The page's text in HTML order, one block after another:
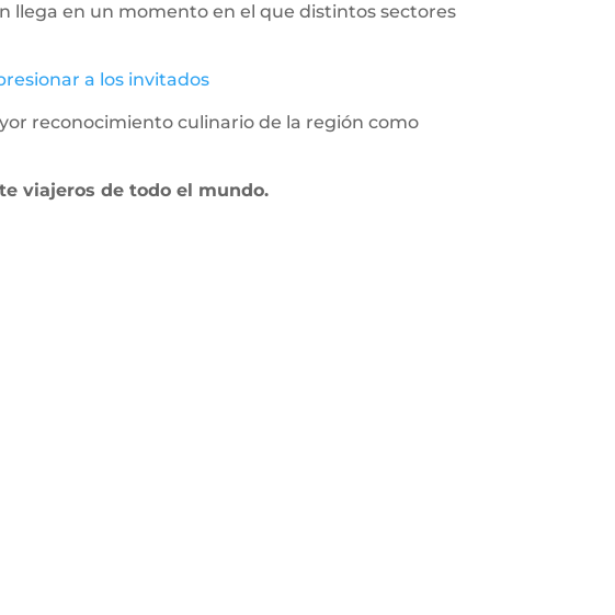
llega en un momento en el que distintos sectores
a los invitados
reconocimiento culinario de la región como
viajeros de todo el mundo.